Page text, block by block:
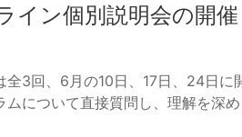
イン個別説明会の開催
全3回、6月の10日、17日、24日に
ムについて直接質問し、理解を深